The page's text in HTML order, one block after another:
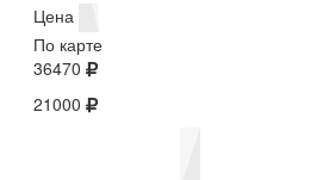
Цена
По карте
36470
21000